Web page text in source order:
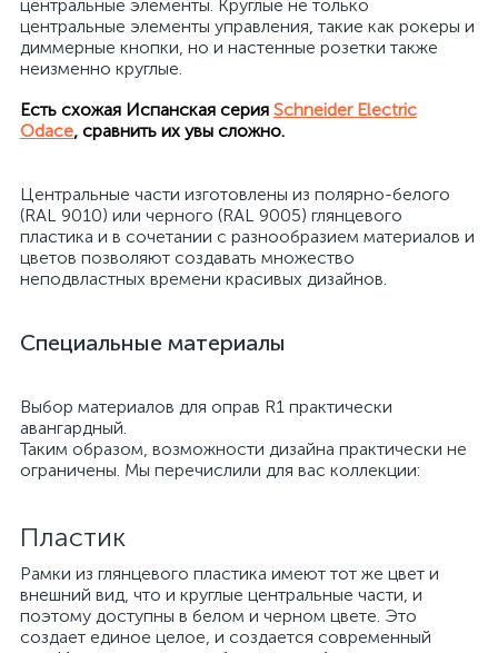
центральные элементы. Круглые не только
центральные элементы управления, такие как рокеры и
диммерные кнопки, но и настенные розетки также
неизменно круглые.
Есть схожая Испанская серия Schneider Electric
Odace, сравнить их увы сложно.
Центральные части изготовлены из полярно-белого
(RAL 9010) или черного (RAL 9005) глянцевого
пластика и в сочетании с разнообразием материалов и
цветов позволяют создавать множество
неподвластных времени красивых дизайнов.
Специальные материалы
Выбор материалов для оправ R1 практически
авангардный.
Таким образом, возможности дизайна практически не
ограничены. Мы перечислили для вас коллекции:
Пластик
Рамки из глянцевого пластика имеют тот же цвет и
внешний вид, что и круглые центральные части, и
поэтому доступны в белом и черном цвете. Это
создает единое целое, и создается современный